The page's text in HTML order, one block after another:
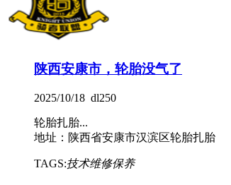
陕西安康市，轮胎没气了
2025/10/18 dl250
轮胎扎胎...
地址：陕西省安康市汉滨区轮胎扎胎
TAGS:技术维修保养